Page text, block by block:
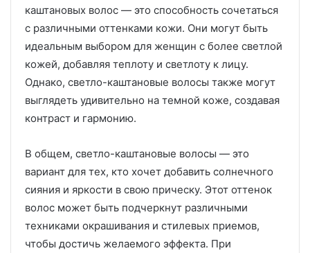
каштановых волос — это способность сочетаться
с различными оттенками кожи. Они могут быть
идеальным выбором для женщин с более светлой
кожей, добавляя теплоту и светлоту к лицу.
Однако, светло-каштановые волосы также могут
выглядеть удивительно на темной коже, создавая
контраст и гармонию.
В общем, светло-каштановые волосы — это
вариант для тех, кто хочет добавить солнечного
сияния и яркости в свою прическу. Этот оттенок
волос может быть подчеркнут различными
техниками окрашивания и стилевых приемов,
чтобы достичь желаемого эффекта. При